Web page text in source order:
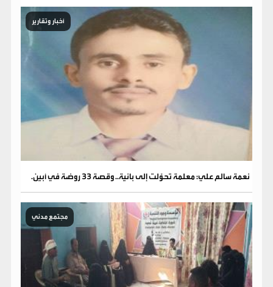
أخبار وتقارير
نعمة سالم علي: معلمة تحوّلت إلى بانية.. وقصة 33 روضة في أبين.
مجتمع مدني